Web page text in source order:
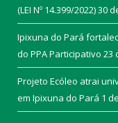
(LEI Nº 14.399/2022)30
Ipixuna do Pará
do PPA Participativo 23
Projeto Ecóleo atrai
em Ipixuna do Pará 1